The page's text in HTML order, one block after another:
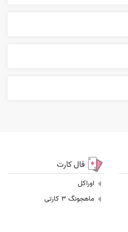
فال کارت
اوراکل
ماهجونگ 3 کارتی